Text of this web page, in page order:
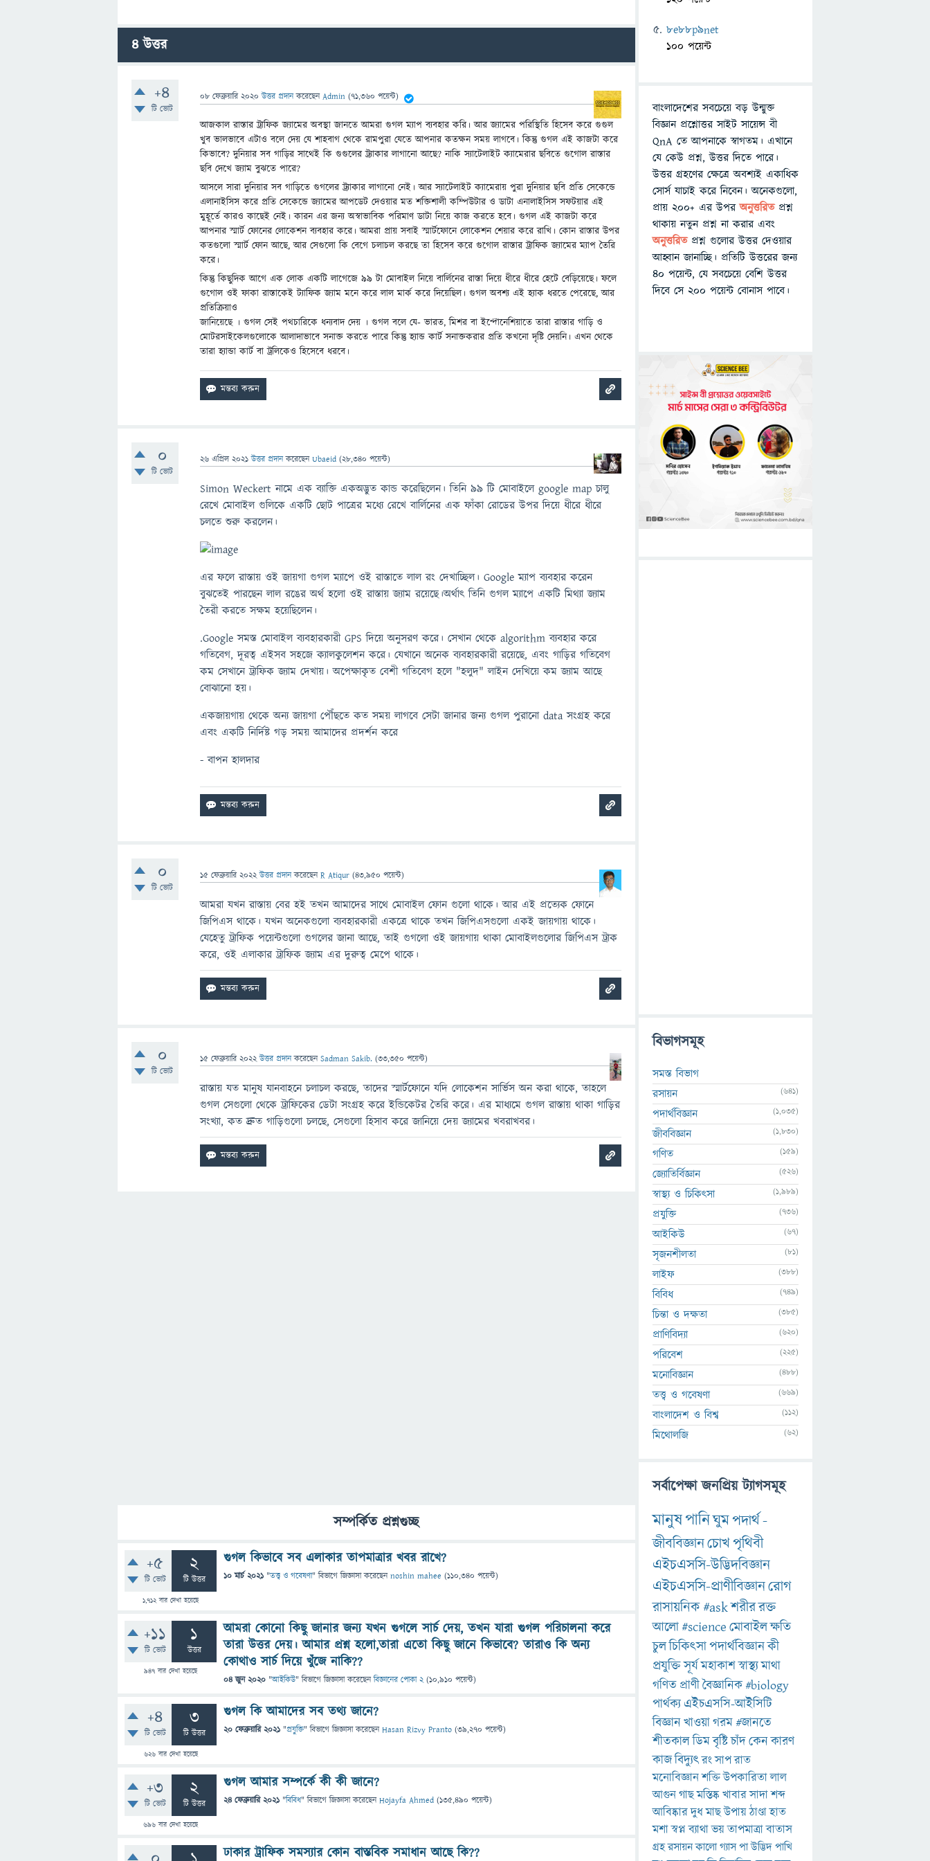
4উত্তর
+4
টি ভোট
08 ফেব্রুয়ারি 2020 উত্তর প্রদান করেছেনAdmin (71,360 পয়েন্ট)
আজকাল রাস্তার ট্রাফিক জ্যামের অবস্থা জানতে আমরা গুগল ম্যাপ ব্যবহার করি। আর জ্যামের পরিস্থিতি হিসেব করে গুগুল
খুব ভালভাবে এটাও বলে দেয় যে শাহবাগ থেকে রামপুরা যেতে আপনার কতক্ষন সময় লাগবে। কিন্তু গুগল এই কাজটা করে
কিভাবে? দুনিয়ার সব গাড়ির সাথেই কি গুগুলের ট্র্যাকার লাগানো আছে? নাকি স্যাটেলাইট ক্যামেরার ছবিতে গুগোল রাস্তার
ছবি দেখে জ্যাম বুঝতে পারে?
আসলে সারা দুনিয়ার সব গাড়িতে গুগলের ট্র্যাকার লাগানো নেই। আর স্যাটেলাইট ক্যামেরায় পুরা দুনিয়ার ছবি প্রতি সেকেন্ডে
এলানাইসিস করে প্রতি সেকেন্ডে জ্যামের আপডেট দেওয়ার মত শক্তিশালী কম্পিউটার ও ডাটা এনালাইসিস সফটয়ার এই
মুহূর্তে কারও কাছেই নেই। কারন এর জন্য অস্বাভাবিক পরিমাণ ডাটা নিয়ে কাজ করতে হবে। গুগল এই কাজটা করে
আপনার স্মার্ট ফোনের লোকেশন ব্যবহার করে। আমরা প্রায় সবাই স্মার্টফোনে লোকেশন শেয়ার করে রাখি। কোন রাস্তার উপর
কতগুলো স্মার্ট ফোন আছে, আর সেগুলো কি বেগে চলাচল করছে তা হিসেব করে গুগোল রাস্তার ট্রাফিক জ্যামের ম্যাপ তৈরি
করে।
কিন্তু কিছুদিক আগে এক লোক একটি লাগেজে ৯৯ টা মোবাইল নিয়ে বার্লিনের রাস্তা দিয়ে ধীরে ধীরে হেটে বেড়িয়েছে। ফলে
গুগোল ওই ফাকা রাস্তাকেই ট্যাফিক জ্যাম মনে করে লাল মার্ক করে দিয়েছিল। গুগল অবশ্য এই হ্যাক ধরতে পেরেছে, আর
প্রতিক্রিয়াও
জানিয়েছে । গুগল সেই পথচারিকে ধন্যবাদ দেয় । গুগল বলে যে- ভারত, মিশর বা ইন্দোনেশিয়াতে তারা রাস্তার গাড়ি ও
মোটরসাইকেলগুলোকে আলাদাভাবে সনাক্ত করতে পারে কিন্তু হ্যান্ড কার্ট সনাক্তকরার প্রতি কখনো দৃষ্টি দেয়নি। এখন থেকে
তারা হ্যান্ডা কার্ট বা ট্রলিকেও হিসেবে ধরবে।
0
টি ভোট
26 এপ্রিল 2021 উত্তর প্রদান করেছেনUbaeid (28,340 পয়েন্ট)
Simon Weckert নামে এক ব্যাক্তি একঅদ্ভুত কান্ড করেছিলেন। তিনি 99 টি মোবাইলে google map চালু
রেখে মোবাইল গুলিকে একটি ছোট পাত্রের মধ্যে রেখে বার্লিনের এক ফাঁকা রোডের উপর দিয়ে ধীরে ধীরে
চলতে শুরু করলেন।
এর ফলে রাস্তায় ওই জায়গা গুগল ম্যাপে ওই রাস্তাতে লাল রং দেখাচ্ছিল। Google ম্যাপ ব্যবহার করেন
বুঝতেই পারছেন লাল রঙের অর্থ হলো ওই রাস্তায় জ্যাম রয়েছে।অর্থাৎ তিনি গুগল ম্যাপে একটি মিথ্যা জ্যাম
তৈরী করতে সক্ষম হয়েছিলেন।
.Google সমস্ত মোবাইল ব্যবহারকারী GPS দিয়ে অনুসরণ করে। সেখান থেকে algorithm ব্যবহার করে
গতিবেগ, দূরত্ব এইসব সহজে ক্যালকুলেশন করে। যেখানে অনেক ব্যবহারকারী রয়েছে, এবং গাড়ির গতিবেগ
কম সেখানে ট্রাফিক জ্যাম দেখায়। অপেক্ষাকৃত বেশী গতিবেগ হলে "হলুদ" লাইন দেখিয়ে কম জ্যাম আছে
বোঝানো হয়।
একজায়গায় থেকে অন্য জায়গা পৌঁছতে কত সময় লাগবে সেটা জানার জন্য গুগল পুরানো data সংগ্রহ করে
এবং একটি নির্দিষ্ট গড় সময় আমাদের প্রদর্শন করে
- বাপন হালদার
0
টি ভোট
15 ফেব্রুয়ারি 2022 উত্তর প্রদান করেছেনR Atiqur (43,950 পয়েন্ট)
আমরা যখন রাস্তায় বের হই তখন আমাদের সাথে মোবাইল ফোন গুলো থাকে। আর এই প্রত্যেক ফোনে
জিপিএস থাকে। যখন অনেকগুলো ব্যবহারকারী একত্রে থাকে তখন জিপিএসগুলো একই জায়গায় থাকে।
যেহেতু ট্রাফিক পয়েন্টগুলো গুগলের জানা আছে, তাই গুগলো ওই জায়গায় থাকা মোবাইলগুলোর জিপিএস ট্রাক
করে, ওই এলাকার ট্রাফিক জ্যাম এর দুরুত্ব মেপে থাকে।
0
টি ভোট
15 ফেব্রুয়ারি 2022 উত্তর প্রদান করেছেনSadman Sakib. (33,350 পয়েন্ট)
রাস্তায় যত মানুষ যানবাহনে চলাচল করছে, তাদের স্মার্টফোনে যদি লোকেশন সার্ভিস অন করা থাকে, তাহলে
গুগল সেগুলো থেকে ট্রাফিকের ডেটা সংগ্রহ করে ইন্ডিকেটর তৈরি করে। এর মাধ্যমে গুগল রাস্তায় থাকা গাড়ির
সংখ্যা, কত দ্রুত গাড়িগুলো চলছে, সেগুলো হিসাব করে জানিয়ে দেয় জ্যামের খবরাখবর।
সম্পর্কিত প্রশ্নগুচ্ছ
+5
টি ভোট
2
টি উত্তর
1,712বার দেখা হয়েছে
গুগল কিভাবে সব এলাকার তাপমাত্রার খবর রাখে?
10 মার্চ 2021 "তত্ত্ব ও গবেষণা" বিভাগে জিজ্ঞাসাকরেছেনnoshin mahee (110,340 পয়েন্ট)
+11
টি ভোট
1
উত্তর
947 বার দেখা হয়েছে
আমরা কোনো কিছু জানার জন্য যখন গুগলে সার্চ দেয়, তখন যারা গুগল পরিচালনা করে
তারা উত্তর দেয়। আমার প্রশ্ন হলো,তারা এতো কিছু জানে কিভাবে? তারাও কি অন্য
কোথাও সার্চ দিয়ে খুঁজে নাকি??
04 জুন 2020 "আইকিউ" বিভাগে জিজ্ঞাসাকরেছেনবিজ্ঞানের পোকা 2 (10,910 পয়েন্ট)
+4
টি ভোট
3
টি উত্তর
626বার দেখা হয়েছে
গুগল কি আমাদের সব তথ্য জানে?
20 ফেব্রুয়ারি 2021 "প্রযুক্তি" বিভাগে জিজ্ঞাসাকরেছেনHasan Rizvy Pranto (39,270 পয়েন্ট)
+3
টি ভোট
2
টি উত্তর
696 বার দেখা হয়েছে
গুগল আমার সম্পর্কে কী কী জানে?
24 ফেব্রুয়ারি 2021 "বিবিধ" বিভাগে জিজ্ঞাসাকরেছেনHojayfa Ahmed (135,490 পয়েন্ট)
ঢাকার ট্রাফিক সমস্যার কোন বাস্তবিক সমাধান আছে কি??
8e88p9net
100 পয়েন্ট
বাংলাদেশের সবচেয়ে বড় উন্মুক্ত
বিজ্ঞান প্রশ্নোত্তর সাইট সায়েন্স বী
QnA তে আপনাকে স্বাগতম। এখানে
যে কেউ প্রশ্ন, উত্তর দিতে পারে।
উত্তর গ্রহণের ক্ষেত্রে অবশ্যই একাধিক
সোর্স যাচাই করে নিবেন। অনেকগুলো,
প্রায় ২০০+ এর উপরঅনুত্তরিতপ্রশ্ন
থাকায় নতুন প্রশ্ন না করার এবং
অনুত্তরিত প্রশ্ন গুলোর উত্তর দেওয়ার
আহ্বান জানাচ্ছি। প্রতিটি উত্তরের জন্য
৪০ পয়েন্ট, যে সবচেয়ে বেশি উত্তর
দিবে সে ২০০ পয়েন্ট বোনাস পাবে।
বিভাগসমূহ
সমস্ত বিভাগ
রসায়ন
(641)
পদার্থবিজ্ঞান (1,035)
জীববিজ্ঞান (1,830)
গণিত (159)
জ্যোতির্বিজ্ঞান (526)
স্বাস্থ্য ও চিকিৎসা (1,989)
প্রযুক্তি (736)
আইকিউ (67)
সৃজনশীলতা (81)
লাইফ (388)
বিবিধ (749)
চিন্তা ও দক্ষতা (385)
প্রাণিবিদ্যা (620)
পরিবেশ (225)
মনোবিজ্ঞান (488)
তত্ত্ব ও গবেষণা (669)
বাংলাদেশ ও বিশ্ব (112)
মিথোলজি (62)
সর্বাপেক্ষা জনপ্রিয় ট্যাগসমূহ
মানুষপানিঘুমপদার্থ-
জীববিজ্ঞানচোখপৃথিবী
এইচএসসি-উদ্ভিদবিজ্ঞান
এইচএসসি-প্রাণীবিজ্ঞানরোগ
রাসায়নিক#askশরীররক্ত
আলো#scienceমোবাইলক্ষতি
চুলচিকিৎসাপদার্থবিজ্ঞানকী
প্রযুক্তিসূর্যমহাকাশস্বাস্থ্যমাথা
গণিত প্রাণীবৈজ্ঞানিক#biology
পার্থক্য এইচএসসি-আইসিটি
বিজ্ঞানখাওয়াগরম#জানতে
শীতকালডিমবৃষ্টিচাঁদকেনকারণ
কাজবিদ্যুৎরংসাপরাত
মনোবিজ্ঞানশক্তিউপকারিতালাল
আগুনগাছমস্তিষ্কখাবারসাদাশব্দ
আবিষ্কারদুধমাছউপায়ঠাণ্ডাহাত
মশাস্বপ্নব্যাথাভয়তাপমাত্রাবাতাস
গ্রহরসায়নকালোগ্যাসপাউদ্ভিদপাখি